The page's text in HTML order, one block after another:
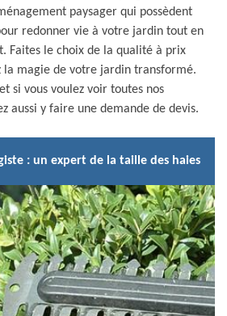
paysager qui possèdent
redonner vie à votre jardin tout en
Faites le choix de la qualité à prix
la magie de votre jardin transformé.
si vous voulez voir toutes nos
aussi y faire une demande de devis.
: un expert de la taille des haies